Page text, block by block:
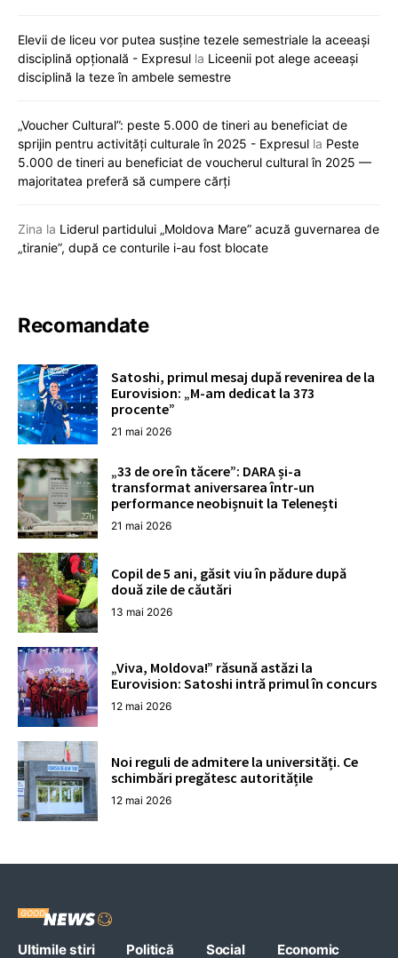
Elevii de liceu vor putea susține tezele semestriale la aceeași
disciplină opțională - Expresul la Liceenii pot alege aceeași
disciplină la teze în ambele semestre
„Voucher Cultural”: peste 5.000 de tineri au beneficiat de
sprijin pentru activități culturale în 2025 - Expresul la Peste
5.000 de tineri au beneficiat de voucherul cultural în 2025 —
majoritatea preferă să cumpere cărți
Zina la Liderul partidului „Moldova Mare” acuză guvernarea de
„tiranie”, după ce conturile i-au fost blocate
Recomandate
Satoshi, primul mesaj după revenirea de la
Eurovision: „M-am dedicat la 373
procente”
21 mai 2026
„33 de ore în tăcere”: DARA și-a
transformat aniversarea într-un
performance neobișnuit la Telenești
21 mai 2026
Copil de 5 ani, găsit viu în pădure după
două zile de căutări
13 mai 2026
„Viva, Moldova!” răsună astăzi la
Eurovision: Satoshi intră primul în concurs
12 mai 2026
Noi reguli de admitere la universități. Ce
schimbări pregătesc autoritățile
12 mai 2026
Ultimile stiri Politică Social Economic